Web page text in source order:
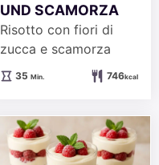
UND SCAMORZA
Risotto con fiori di
zucca e scamorza
35Minuten
Min. 746kcal